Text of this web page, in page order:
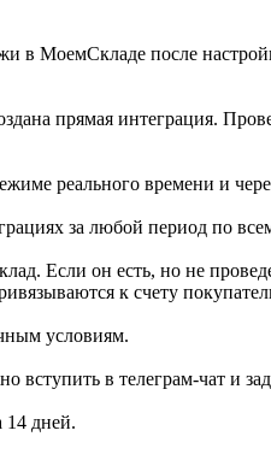
в МоемСкладе после
прямая интеграция.
реального времени и
за любой период по
Если он есть, но не
к счету
условиям.
в телеграм-чат и
14 дней.